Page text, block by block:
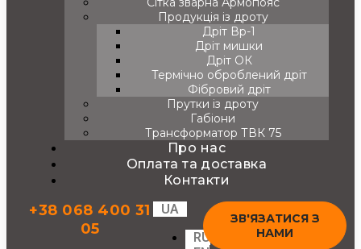
Продукція із дроту
Дріт Вр-1
Дріт мишки
Дріт ОК
Термічно оброблений дріт
Фібровий дріт
Прутки із дроту
Габіони
Трансформатор ТВК 75
Про нас
Оплата та доставка
Контакти
+38 068 400 31
05
UA
RU
ЗВ'ЯЗАТИСЯ З
НАМИ